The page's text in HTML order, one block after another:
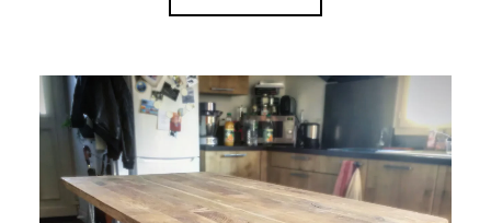
Plage
de
prix :
2
250 €
à
3
090 €